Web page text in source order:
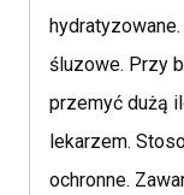
śluzowe. Przy
przemyć dużą
lekarzem.
ochronne.